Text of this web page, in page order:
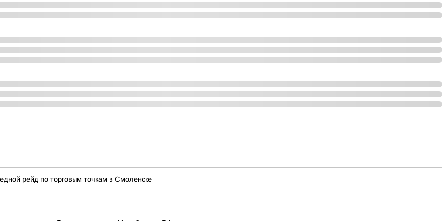
рейд по торговым точкам в Смоленске